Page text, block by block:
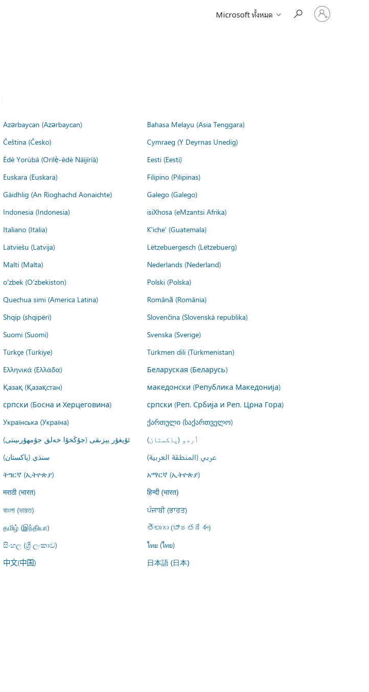
Microsoft ทั้งหมด
ลงชื่อ
เข้า
Azərbaycan (Azərbaycan)
Bahasa Melayu (Asia Tenggara)
Čeština (Česko)
Cymraeg (Y Deyrnas Unedig)
Èdè Yorùbá (Orilẹ̀-èdè Nàìjíríà)
Eesti (Eesti)
Euskara (Euskara)
Filipino (Pilipinas)
Gàidhlig (An Rìoghachd Aonaichte)
Galego (Galego)
Indonesia (Indonesia)
isiXhosa (eMzantsi Afrika)
Italiano (Italia)
K'iche' (Guatemala)
Latviešu (Latvija)
Lëtzebuergesch (Lëtzebuerg)
Malti (Malta)
Nederlands (Nederland)
o'zbek (O'zbekiston)
Polski (Polska)
Quechua simi (America Latina)
Română (România)
Shqip (shqipëri)
Slovenčina (Slovenská republika)
Suomi (Suomi)
Svenska (Sverige)
Türkçe (Türkiye)
Türkmen dili (Türkmenistan)
Ελληνικά (Ελλάδα)
Беларуская (Беларусь)
Қазақ (Қазақстан)
македонски (Република Македонија)
српски (Босна и Херцеговина)
српски (Реп. Србија и Реп. Црна Гора)
Українська (Україна)
ქართული (საქართველო)
ئۇيغۇر يېزىقى (جۇڭخۇا خەلق جۇمھۇرىيىتى)
اُردو (پاکستان)
سنڌي (پاکستان)
عربي (المنطقة العربية)
ትግርኛ (ኢትዮጵያ) አማርኛ (ኢትዮጵያ)
मराठी (भारत) हिन्दी (भारत)
বাংলা (ভারত)
ਪੰਜਾਬੀ (ਭਾਰਤ)
தமிழ் (இந்தியா)
తెలుగు (భారతదేశం)
සිංහල (ශ්‍රී ලංකාව)
ไทย (ไทย)
中文(中国) 日本語 (日本)